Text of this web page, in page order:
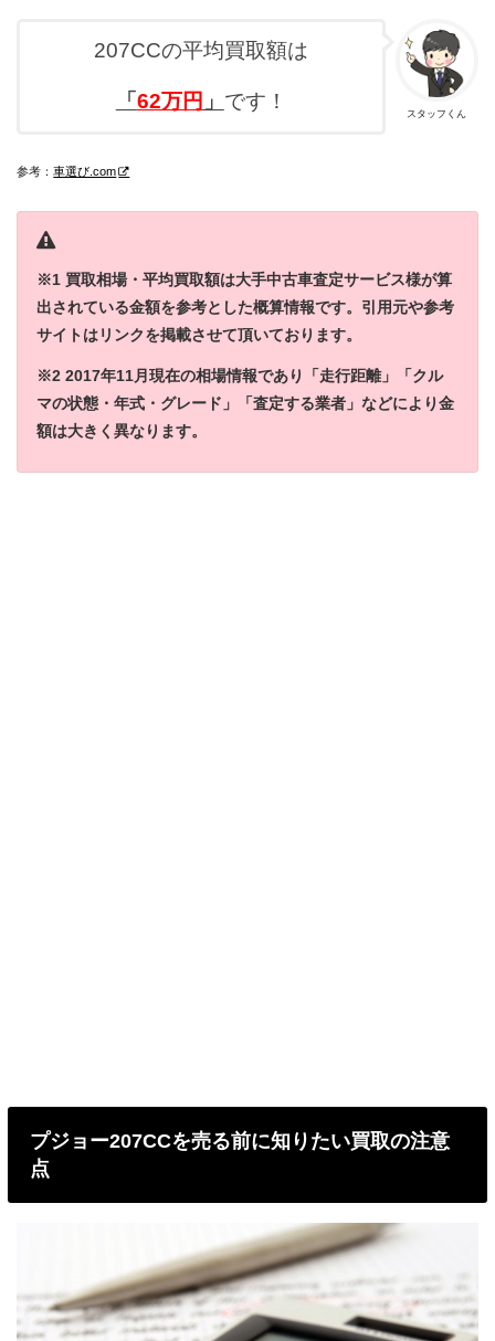
スタッフくん
207CCの平均買取額は
「 62万円 」 です！
参考：車選び.com
※1 買取相場・平均買取額は大手中古車査定サービス様が算
出されている金額を参考とした概算情報です。引用元や参考
サイトはリンクを掲載させて頂いております。
※2 2017年11月現在の相場情報であり「走行距離」「クル
マの状態・年式・グレード」「査定する業者」などにより金
額は大きく異なります。
プジョー207CCを売る前に知りたい買取の注意
点